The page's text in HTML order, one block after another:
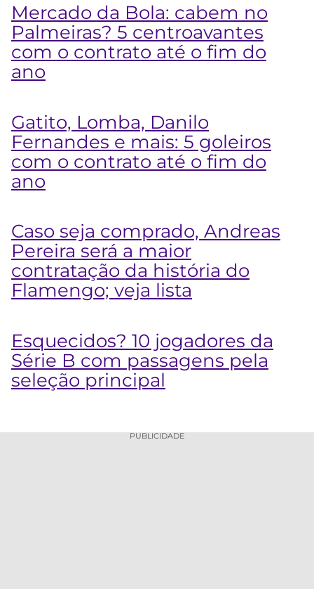
Mercado da Bola: cabem no
Palmeiras? 5 centroavantes
com o contrato até o fim do
ano
Gatito, Lomba, Danilo
Fernandes e mais: 5 goleiros
com o contrato até o fim do
ano
Caso seja comprado, Andreas
Pereira será a maior
contratação da história do
Flamengo; veja lista
Esquecidos? 10 jogadores da
Série B com passagens pela
seleção principal
PUBLICIDADE